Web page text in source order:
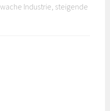
Industrie, steigende